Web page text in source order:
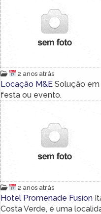
2 anos atrás
Locação M&E Solução em
festa ou evento.
2 anos atrás
Hotel Promenade Fusion
Costa Verde, é uma